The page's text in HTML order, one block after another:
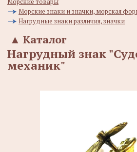
Морские знаки и значки, морская
Нагрудные знаки различия, значки
Каталог
▲
Нагрудный знак
механик"